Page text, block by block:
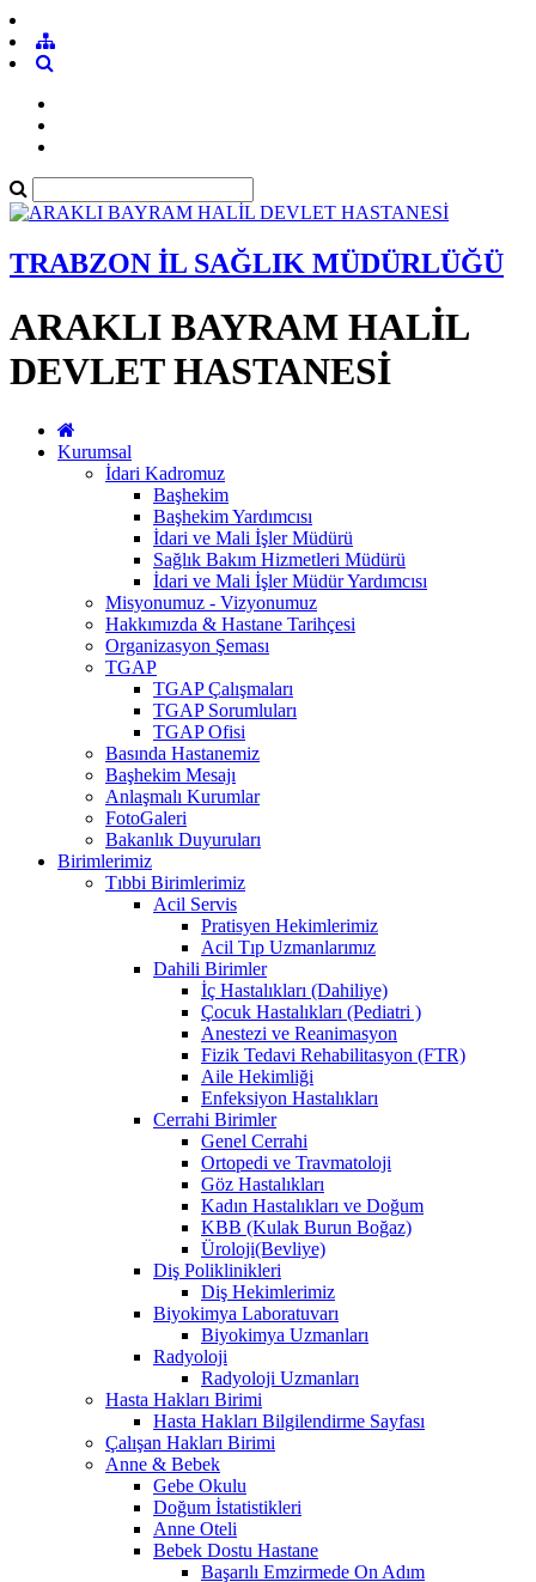
TRABZON İL SAĞLIK MÜDÜRLÜĞÜ
ARAKLI BAYRAM HALİL
DEVLET HASTANESİ
Kurumsal
İdari Kadromuz
Başhekim
Başhekim Yardımcısı
İdari ve Mali İşler Müdürü
Sağlık Bakım Hizmetleri Müdürü
İdari ve Mali İşler Müdür Yardımcısı
Misyonumuz - Vizyonumuz
Hakkımızda & Hastane Tarihçesi
Organizasyon Şeması
TGAP
TGAP Çalışmaları
TGAP Sorumluları
TGAP Ofisi
Basında Hastanemiz
Başhekim Mesajı
Anlaşmalı Kurumlar
FotoGaleri
Bakanlık Duyuruları
Birimlerimiz
Tıbbi Birimlerimiz
Acil Servis
Pratisyen Hekimlerimiz
Acil Tıp Uzmanlarımız
Dahili Birimler
İç Hastalıkları (Dahiliye)
Çocuk Hastalıkları (Pediatri )
Anestezi ve Reanimasyon
Fizik Tedavi Rehabilitasyon (FTR)
Aile Hekimliği
Enfeksiyon Hastalıkları
Cerrahi Birimler
Genel Cerrahi
Ortopedi ve Travmatoloji
Göz Hastalıkları
Kadın Hastalıkları ve Doğum
KBB (Kulak Burun Boğaz)
Üroloji(Bevliye)
Diş Poliklinikleri
Diş Hekimlerimiz
Biyokimya Laboratuvarı
Biyokimya Uzmanları
Radyoloji
Radyoloji Uzmanları
Hasta Hakları Birimi
Hasta Hakları Bilgilendirme Sayfası
Çalışan Hakları Birimi
Anne & Bebek
Gebe Okulu
Doğum İstatistikleri
Anne Oteli
Bebek Dostu Hastane
Başarılı Emzirmede On Adım